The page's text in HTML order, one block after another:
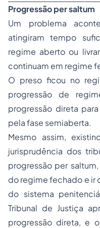
Progressão per saltum
Um problema
atingiram tempo
regime aberto ou
continuam em regime
O preso ficou no
progressão de
progressão direta
pela fase semiaberta.
Mesmo assim,
jurisprudência dos
progressão per
do regime fechado e ir
do sistema
Tribunal de Justiça
progressão direta, e